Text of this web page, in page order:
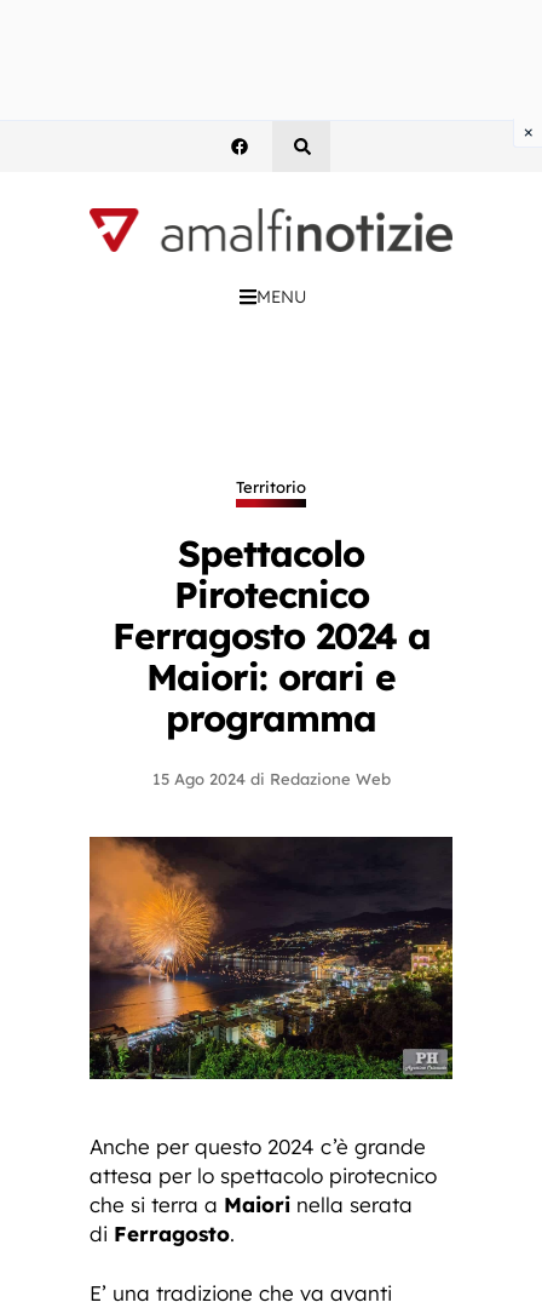
MENU
Territorio
Spettacolo
Pirotecnico
Ferragosto 2024 a
Maiori: orari e
programma
15 Ago 2024 di Redazione Web
Anche per questo 2024 c’è grande
attesa per lo spettacolo pirotecnico
che si terra a Maiori nella serata
di Ferragosto.
E’ una tradizione che va avanti
×